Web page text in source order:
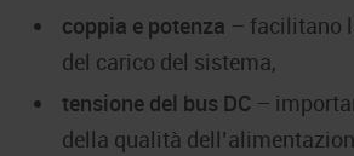
coppia e potenza – facilitano
del carico del sistema,
tensione del bus DC –
della qualità